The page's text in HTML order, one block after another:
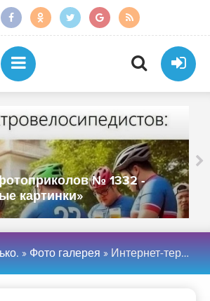
№ 1331 -
картинки»
» Фото галерея » Интернет-терминология для самых стареньких